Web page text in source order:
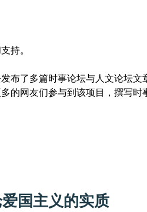
持。
布了多篇时事论坛与人文论坛
的网友们参与到该项目，撰写时
国主义的实质